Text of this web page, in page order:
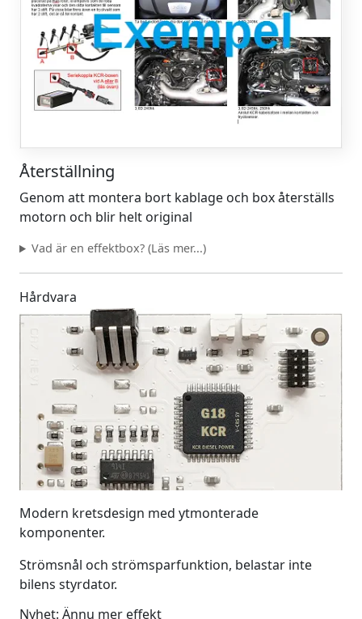
Återställning
Genom att montera bort kablage och box återställs
motorn och blir helt original
Vad är en effektbox? (Läs mer...)
Hårdvara
Modern kretsdesign med ytmonterade
komponenter.
Strömsnål och strömsparfunktion, belastar inte
bilens styrdator.
Nyhet: Ännu mer effekt